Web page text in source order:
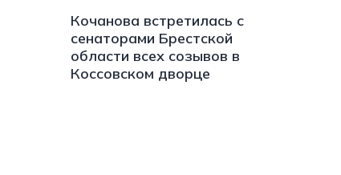
Кочанова встретилась с
сенаторами Брестской
области всех созывов в
Коссовском дворце